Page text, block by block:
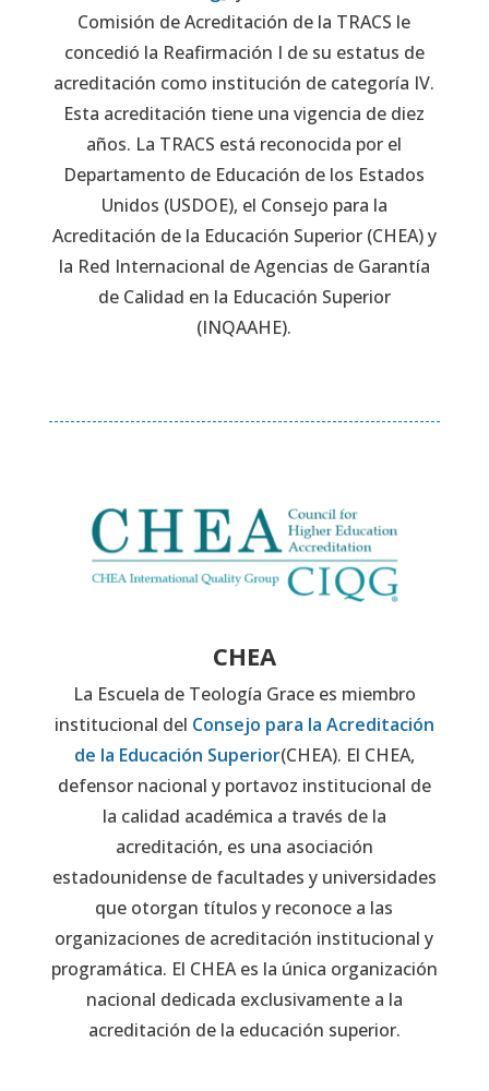
Comisión de Acreditación de la TRACS le
concedió la Reafirmación I de su estatus de
acreditación como institución de categoría IV.
Esta acreditación tiene una vigencia de diez
años. La TRACS está reconocida por el
Departamento de Educación de los Estados
Unidos (USDOE), el Consejo para la
Acreditación de la Educación Superior (CHEA) y
la Red Internacional de Agencias de Garantía
de Calidad en la Educación Superior
(INQAAHE).
CHEA
La Escuela de Teología Grace es miembro
institucional del Consejo para la Acreditación
de la Educación Superior(CHEA). El CHEA,
defensor nacional y portavoz institucional de
la calidad académica a través de la
acreditación, es una asociación
estadounidense de facultades y universidades
que otorgan títulos y reconoce a las
organizaciones de acreditación institucional y
programática. El CHEA es la única organización
nacional dedicada exclusivamente a la
acreditación de la educación superior.